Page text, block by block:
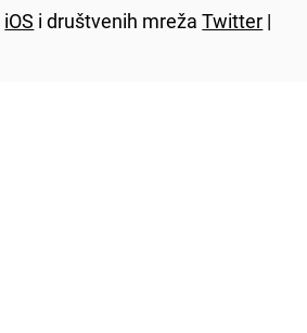
iOS i društvenih mrežaTwitter |